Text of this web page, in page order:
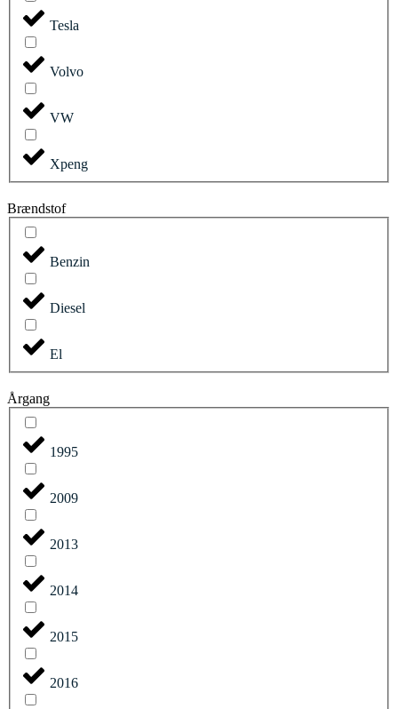
Tesla
Volvo
VW
Xpeng
Brændstof
Benzin
Diesel
El
Årgang
1995
2009
2013
2014
2015
2016